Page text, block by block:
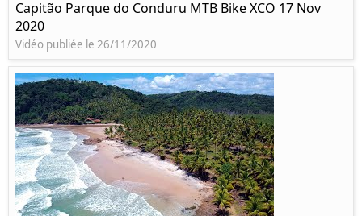
Capitão Parque do Conduru MTB Bike XCO 17 Nov
2020
Vidéo publiée le 26/11/2020